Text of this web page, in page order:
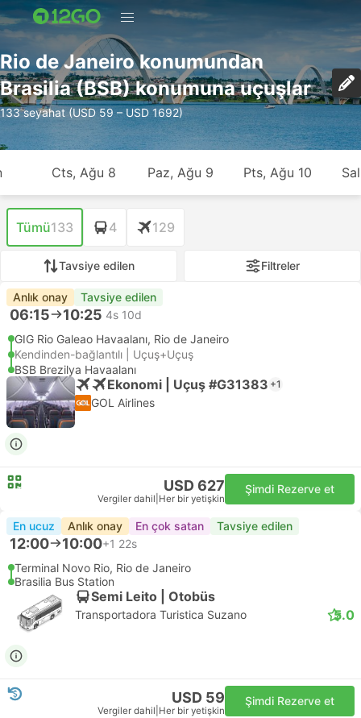
Rio de Janeiro konumundan
Brasilia (BSB) konumuna uçuşlar
133 seyahat (USD 59 – USD 1692)
Cts, Ağu 8 Paz, Ağu 9 Pts, Ağu 10
Tümü133 4 129
Tavsiye edilen Filtreler
Anlık onay Tavsiye edilen
06:15 10:25 4s 10d
GIG Rio Galeao Havaalanı, Rio de Janeiro
Kendinden-bağlantılı | Uçuş+Uçuş
BSB Brezilya Havaalanı
Ekonomi | Uçuş #G31383 +1
GOL Airlines
USD 627
Vergiler dahil Her bir yetişkin
Şimdi Rezerve et
En ucuz Anlık onay En çok satan Tavsiye edilen
12:00 10:00+1 22s
Terminal Novo Rio, Rio de Janeiro
Brasilia Bus Station
Semi Leito | Otobüs
Transportadora Turistica Suzano 5.0
USD 59
Vergiler dahil Her bir yetişkin
Şimdi Rezerve et